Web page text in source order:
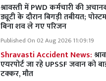
श्रावस्ती में PWD कर्मचारी की
ड्यूटी के दौरान बिगड़ी तबीयत;
बिना शव ले गए परिजन
Published On 02 Aug 2026 11:09:19
Shravasti Accident News:
एयरपोर्ट जा रहे UPSSF जवान को
टक्कर, मौत